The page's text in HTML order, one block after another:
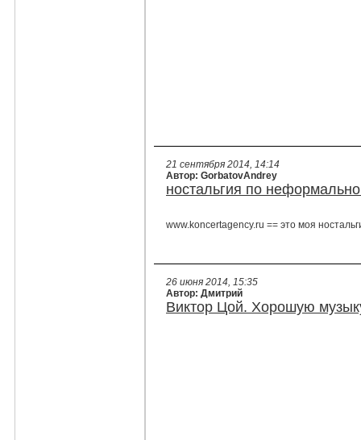
21 сентября 2014, 14:14
Автор: GorbatovAndrey
ностальгия по
www.koncertagency.ru == это моя
26 июня 2014, 15:35
Автор: Дмитрий
Виктор Цой. Хорошую